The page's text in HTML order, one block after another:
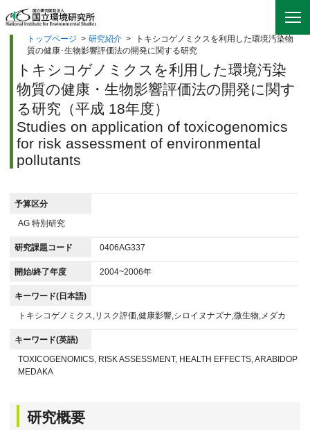
トップページ > 研究紹介 >
トキシコゲノミクスを利用した環境汚染物
質の健康･生物影響評価法の開発に関する研究
トキシコゲノミクスを利用した環境汚染
物質の健康・生物影響評価法の開発に関す
る研究（平成 18年度）
Studies on application of toxicogenomics
for risk assessment of environmental
pollutants
予算区分
AG 特別研究
研究課題コード 0406AG337
開始/終了年度 2004~2006年
キーワード(日本語)
トキシコゲノミクス,リスク評価,健康影響,シロイヌナズナ,微生物,メダカ
キーワード(英語)
TOXICOGENOMICS, RISK ASSESSMENT, HEALTH EFFECTS,
MEDAKA
研究概要